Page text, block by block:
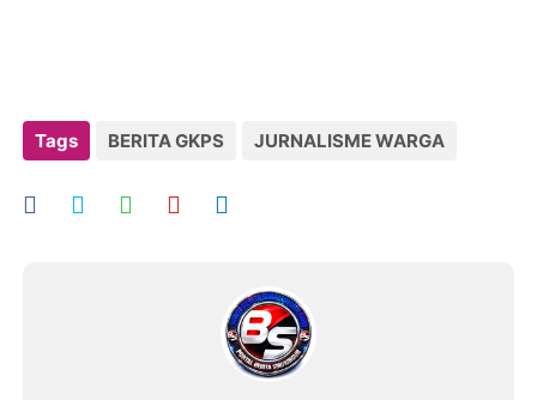
Tags BERITA GKPS JURNALISME WARGA